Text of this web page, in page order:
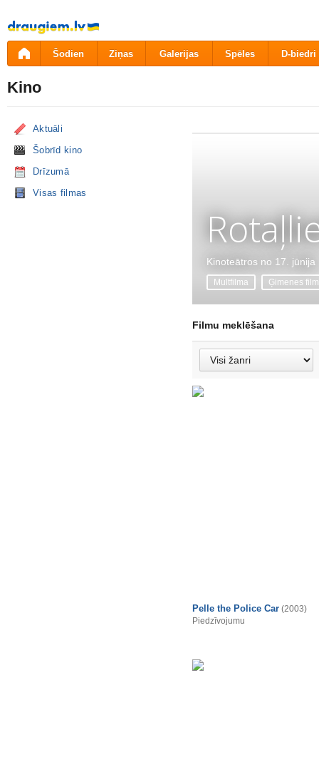
Pāriet
uz
saturu
Šodien Ziņas Galerijas Spēles D-biedri
Kino
Aktuāli
Šobrīd kino
Drīzumā
Visas filmas
Kinoteātros no 17. jūnija
Multfilma Ģimenes
Filmu meklēšana
Pelle the Police Car (2003)
Piedzīvojumu